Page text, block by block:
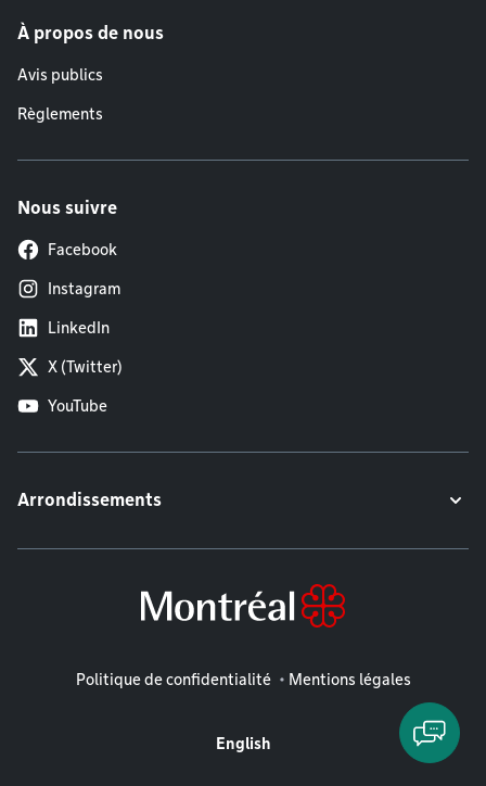
À propos de nous
Avis publics
Règlements
Nous suivre
Facebook
Instagram
LinkedIn
X (Twitter)
YouTube
Arrondissements
Mentions légales
Politique de confidentialité Mentions légales
English